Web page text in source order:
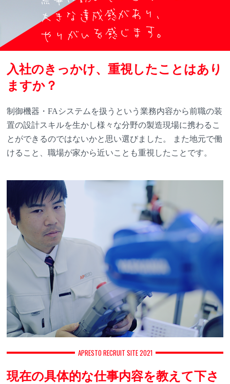
入社のきっかけ、重視したことはあり
ますか？
制御機器・FAシステムを扱うという業務内容から前職の装
置の設計スキルを生かし様々な分野の製造現場に携わるこ
とができるのではないかと思い選びました。 また地元で働
けること、職場が家から近いことも重視したことです。
APRESTO RECRUIT SITE 2021
現在の具体的な仕事内容を教えて下さ